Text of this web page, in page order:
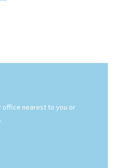
office nearest to you or